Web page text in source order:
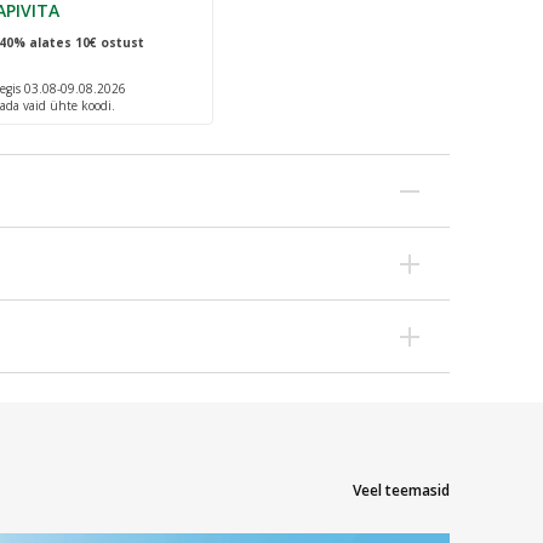
alates 10€ ostust
03.08-09.08.2026
vaid ühte koodi.
ja kuivuse puhul.
mg.
nahale. Pihustada kuni kümme korda päevas.
Veel teemasid